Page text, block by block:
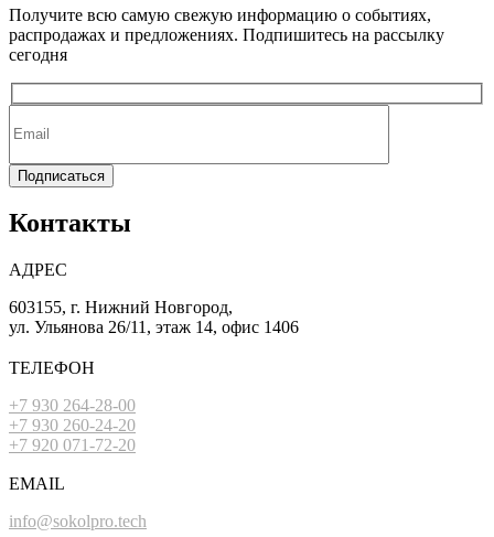
Получите всю самую свежую информацию о событиях,
распродажах и предложениях. Подпишитесь на рассылку
сегодня
Подписаться
Контакты
АДРЕС
603155, г. Нижний Новгород,
ул. Ульянова 26/11, этаж 14, офис 1406
ТЕЛЕФОН
+7 930 264-28-00
+7 930 260-24-20
+7 920 071-72-20
EMAIL
info@sokolpro.tech